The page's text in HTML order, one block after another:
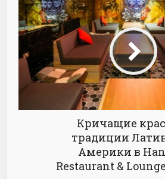
Кричащие
традиции
Америки в
Restaurant &